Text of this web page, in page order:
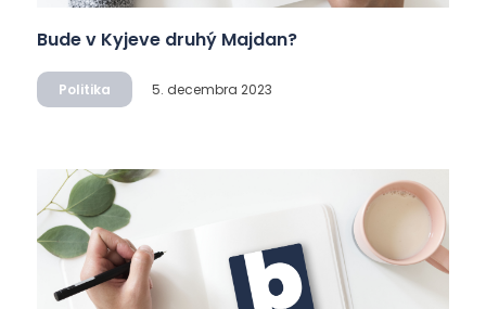
Bude v Kyjeve druhý Majdan?
Politika 5. decembra 2023